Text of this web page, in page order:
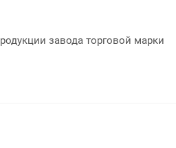
завода торговой марки